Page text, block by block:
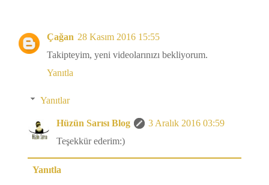
Çağan 28 Kasım 2016 15:55
Takipteyim, yeni videolarınızı bekliyorum.
Yanıtla
Yanıtlar
Hüzün Sarısı Blog
3 Aralık 2016 03:59
Teşekkür ederim:)
Yanıtla